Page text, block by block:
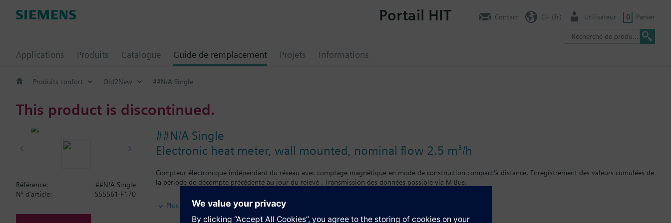
Applications Produits Catalogue Guide de remplacement Projets Informations
Portail HIT Contact CH (fr) Utilisateur 0 Panier
Produits confort Old2New ##N/A Single
This product is discontinued.
##N/A Single
Electronic heat meter, wall mounted, nominal flow 2.5 m³/h
Compteur électronique indépendant du réseau avec comptage magnétique en mode de construction compact/à distance. Enregistrement des valeurs cumulées de
la période de décompte précédente au jour du relevé . Transmission des données possible via M-Bus.
Le compteur d'énergie thermique dispose de trois niveaux d'affichage pour les valeurs
et quantités suivantes :
Consommation thermique cumulée au dernier jour du relevé
Plus
Référence:
##N/A Single
N° d'article:
S55561-F170